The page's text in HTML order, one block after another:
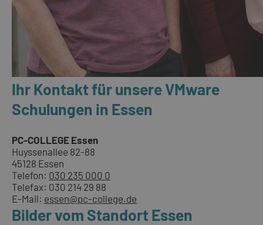
Ihr Kontakt für unsere VMware
Schulungen in Essen
PC-COLLEGE Essen
Huyssenallee 82-88
45128 Essen
Telefon: 030 235 000 0
Telefax: 030 214 29 88
E-Mail: essen@pc-college.de
Bilder vom Standort Essen